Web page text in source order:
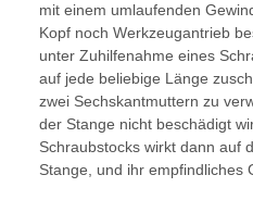
mit einem umlaufenden
Kopf noch Werkzeugantrieb
unter Zuhilfenahme eines
auf jede beliebige Länge
zwei Sechskantmuttern zu
der Stange nicht beschädigt
Schraubstocks wirkt dann auf
Stange, und ihr empfindliches